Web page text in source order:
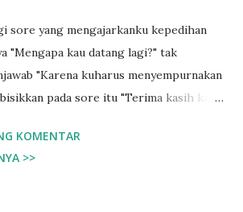
sore yang mengajarkanku kepedihan
"Mengapa kau datang lagi?" tak
"Karena kuharus menyempurnakan
pada sore itu "Terima kasih kau
dalam gelap.
jam kulihat sore mendekatiku, sore
KOMENTAR
>>